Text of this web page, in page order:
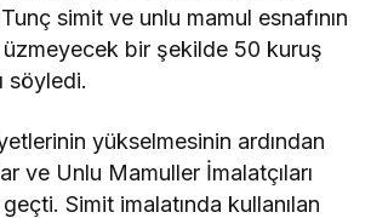
simit ve unlu mamul esnafının
bir şekilde 50 kuruş
söyledi.
yükselmesinin ardından
ve Unlu Mamuller İmalatçıları
Simit imalatında kullanılan